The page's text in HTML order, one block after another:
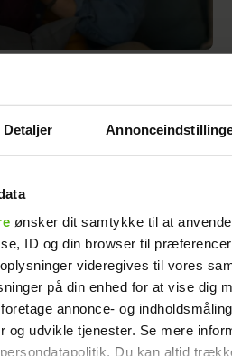
Detaljer
ønsker dit samtykke til at
ID og din browser til
videregives til vores
på din enhed for at vise dig
annonce- og
og udvikle tjenester. Se mere
Du kan altid